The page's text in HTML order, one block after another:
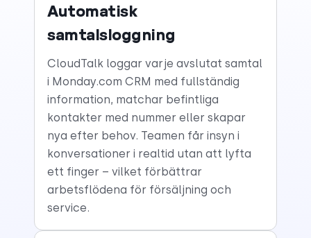
Automatisk
samtalsloggning
CloudTalk loggar varje avslutat samtal
i Monday.com CRM med fullständig
information, matchar befintliga
kontakter med nummer eller skapar
nya efter behov. Teamen får insyn i
konversationer i realtid utan att lyfta
ett finger – vilket förbättrar
arbetsflödena för försäljning och
service.